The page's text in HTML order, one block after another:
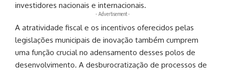
investidores nacionais e internacionais.
- Advertisement -
A atratividade fiscal e os incentivos oferecidos pelas
legislações municipais de inovação também cumprem
uma função crucial no adensamento desses polos de
desenvolvimento. A desburocratização de processos de